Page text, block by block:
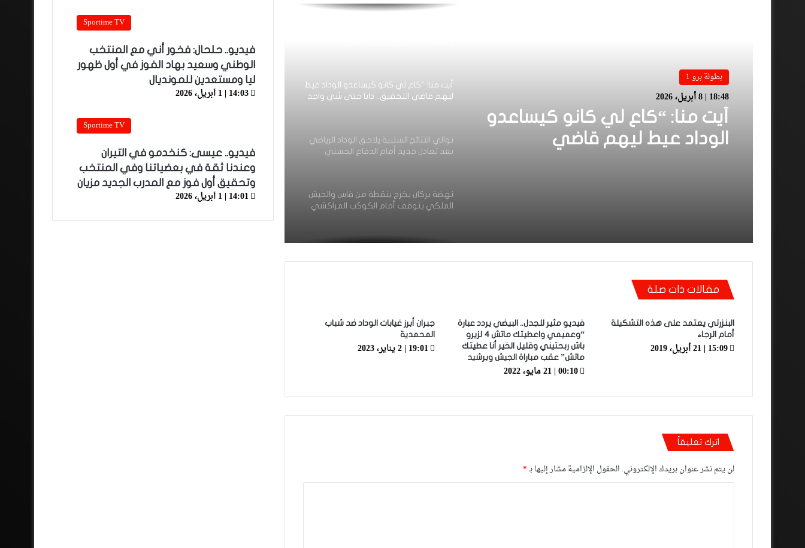
بطولة برو 1
18:48 | 8 أبريل، 2026
أيت منا: “كاع لي كانو كيساعدو
الوداد عيط ليهم قاضي
أيت منا: “كاع لي كانو كيساعدو الوداد عيط
ليهم قاضي التحقيق.. دابا حتى شي واحد
توالي النتائج السلبية يلاحق الوداد الرياضي
بعد تعادل جديد أمام الدفاع الحسني
نهضة بركان يخرج بنقطة من فاس والجيش
الملكي يتوقف أمام الكوكب المراكشي
بجناح فاخر بـ4 ملايين لليلة… ونهاية
مقالات ذات صلة
البنزرتي يعتمد على هذه التشكيلة
أمام الرجاء
15:09 | 21 أبريل، 2019
فيديو مثير للجدل.. البيضي يردد عبارة
“وعميمي واعطيتك ماتش 4 لزيرو
باش ربحتيني وقليل الخير أنا عطيتك
ماتش” عقب مباراة الجيش وبرشيد
00:10 | 21 مايو، 2022
جبران أبرز غيابات الوداد ضد شباب
المحمدية
19:01 | 2 يناير، 2023
اترك تعليقاً
لن يتم نشر عنوان بريدك الإلكتروني. الحقول الإلزامية مشار إليها بـ*
Sportime TV
فيديو.. حلحال: فخور أني مع المنتخب
الوطني وسعيد بهاد الفوز في أول ظهور
ليا ومستعدين للمونديال
14:03 | 1 أبريل، 2026
Sportime TV
فيديو.. عيسى: كنخدمو في التيران
وعندنا ثقة في بعضياتنا وفي المنتخب
وتحقيق أول فوز مع المدرب الجديد مزيان
14:01 | 1 أبريل، 2026